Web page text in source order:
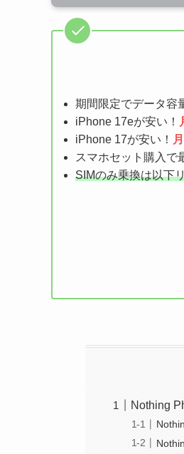
期間限定でデータ容
iPhone 17eが安い！
iPhone 17が安い！
スマホセット購入で
SIMのみ乗換は以下
Nothing